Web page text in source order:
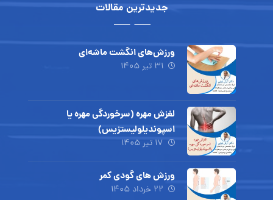
جدیدترین مقالات
ورزش‌های انگشت ماشه‌ای
۳۱ تیر ۱۴۰۵
لغزش مهره (سرخوردگی مهره یا
اسپوندیلولیستزیس)
۱۷ تیر ۱۴۰۵
ورزش های گودی کمر
۲۲ خرداد ۱۴۰۵